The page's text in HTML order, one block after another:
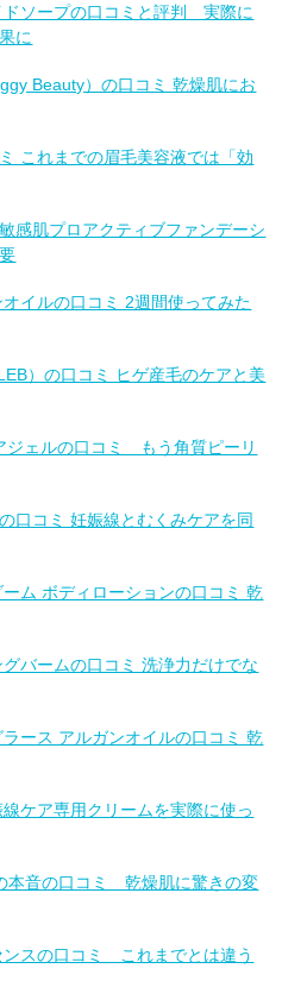
ドソープの口コミと評判 実際に
に
Beauty）の口コミ 乾燥肌にお
これまでの眉毛美容液では「効
感肌プロアクティブファンデーシ
イルの口コミ 2週間使ってみた
）の口コミ ヒゲ産毛のケアと美
ジェルの口コミ もう角質ピーリ
口コミ 妊娠線とむくみケアを同
ム ボディローションの口コミ 乾
バームの口コミ 洗浄力だけでな
ース アルガンオイルの口コミ 乾
ケア専用クリームを実際に使っ
本音の口コミ 乾燥肌に驚きの変
ンスの口コミ これまでとは違う